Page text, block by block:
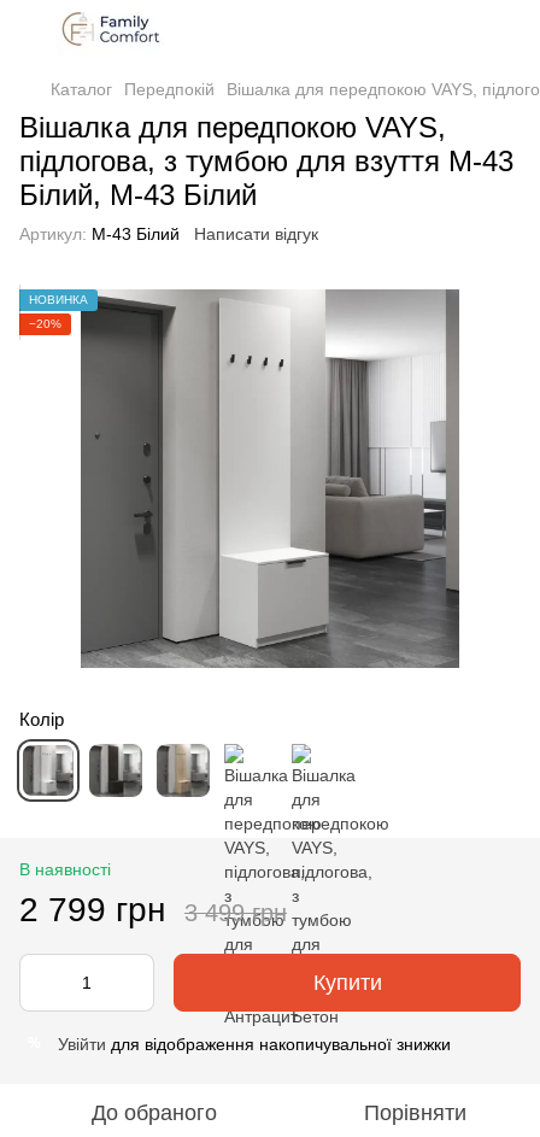
Каталог Передпокій Вішалка для передпокою VAYS,
Вішалка для передпокою VAYS,
підлогова, з тумбою для взуття M-43
Білий, M-43 Білий
Артикул: M-43 Білий Написати відгук
НОВИНКА
−20%
Колір
В наявності
2 799 грн 3 499 грн
Купити
Увійти для відображення накопичувальної знижки
До обраного Порівняти